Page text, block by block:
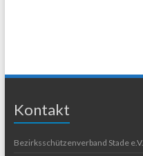
Kontakt
Bezirksschützenverband Stade e.V.